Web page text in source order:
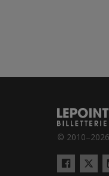
©
Twitter